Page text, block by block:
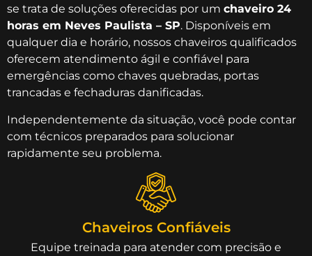
se trata de soluções oferecidas por um chaveiro 24
horas em Neves Paulista – SP. Disponíveis em
qualquer dia e horário, nossos chaveiros qualificados
oferecem atendimento ágil e confiável para
emergências como chaves quebradas, portas
trancadas e fechaduras danificadas.
Independentemente da situação, você pode contar
com técnicos preparados para solucionar
rapidamente seu problema.
Chaveiros Confiáveis
Equipe treinada para atender com precisão e